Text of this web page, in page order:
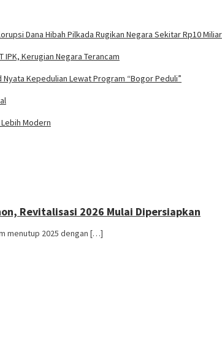
Dana Hibah Pilkada Rugikan Negara Sekitar Rp10 Miliar
IPK, Kerugian Negara Terancam
Kepedulian Lewat Program “Bogor Peduli”
Modern
Revitalisasi 2026 Mulai Dipersiapkan
menutup 2025 dengan […]